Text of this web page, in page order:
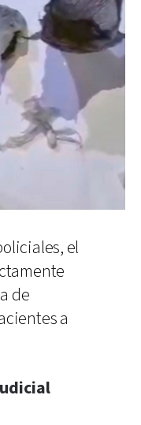
el
de
a